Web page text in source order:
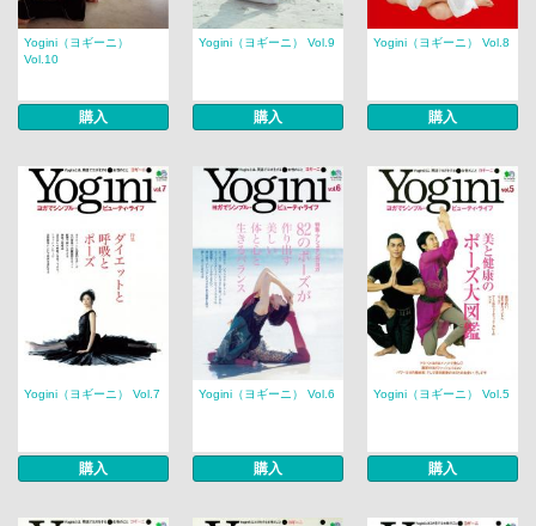
Yogini（ヨギーニ）
Vol.10
購入
Yogini（ヨギーニ） Vol.9
購入
Yogini（ヨギーニ） Vol.8
購入
Yogini（ヨギーニ） Vol.7
購入
Yogini（ヨギーニ） Vol.6
購入
Yogini（ヨギーニ） Vol.5
購入